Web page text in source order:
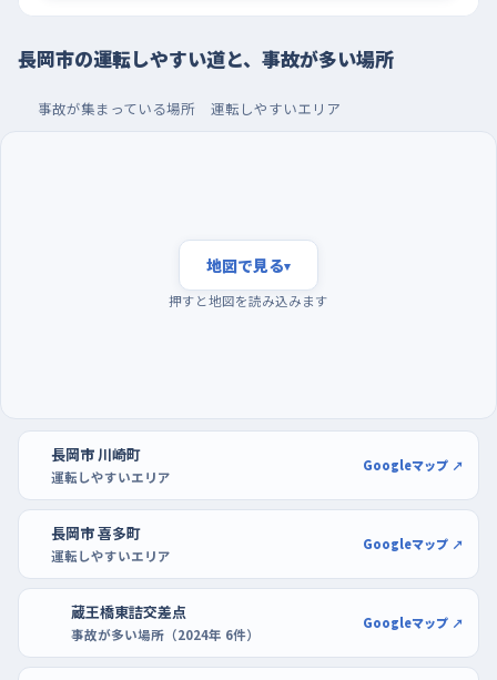
沢交差点付近も同じで、南西に介護施設、北西に葬祭場がある
ため送迎の車がゆっくり出入りし、信号のない交差点で速度差が
て、目線を左右に振ってから進むと落ち着いて通れる。市街地の
夕方の混み合う時間を外し、駐車はショッピングセン
練習に出るなら、夕方の帰宅の流れがいちばん濃くなる時間帯
曜のほうが気楽だ。駐車の練習は、区画が広く通路もゆったりし
たアクロスプラザ長岡や、駅前のCoCoLo長岡の駐車場が使いや
すい。混み合う前の早い時間に入り、端のほうの空いた区画で前
向き・後ろ向きを何度か繰り返すと、感覚が身体に残る。
長岡市の運転しやすい道と、事故が多い場所
事故が集まっている場所 運転しやすいエリア
地図で見る▾
押すと地図を読み込みます
長岡市 川崎町
運転しやすいエリア
Googleマップ ↗
長岡市 喜多町
運転しやすいエリア
Googleマップ ↗
蔵王橋東詰交差点
事故が多い場所（2024年 6件）
Googleマップ ↗